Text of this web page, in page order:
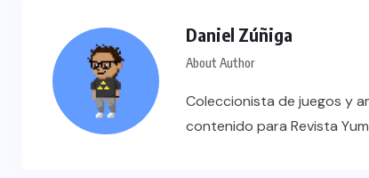
Daniel Zúñiga
About Author
Coleccionista de juegos y
contenido para Revista